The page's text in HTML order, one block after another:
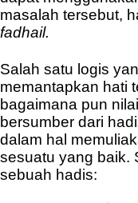
masalah tersebut,
fadhail.
Salah satu logis
memantapkan hati
bagaimana pun
bersumber dari
dalam hal
sesuatu yang baik.
sebuah hadis: